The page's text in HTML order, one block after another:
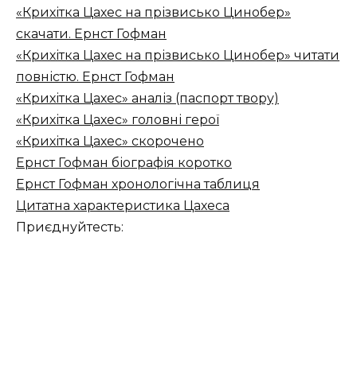
«Крихітка Цахес на прізвисько Цинобер»
скачати. Ернст Гофман
«Крихітка Цахес на прізвисько Цинобер» читати
повністю. Ернст Гофман
«Крихітка Цахес» аналіз (паспорт твору)
«Крихітка Цахес» головні герої
«Крихітка Цахес» скорочено
Ернст Гофман біографія коротко
Ернст Гофман хронологічна таблиця
Цитатна характеристика Цахеса
Приєднуйтесть: